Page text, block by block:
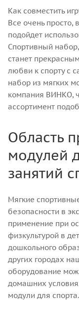
Как совместить
Все очень просто,
подойдет
Спортивный
станет
любви к спорту с
набор из мягких
компания ВИНКО,
ассортимент
Область
модулей
занятий
Мягкие
безопасности в
применение при
физкультурой в
дошкольного
других городах
оборудование
домашних
модули для